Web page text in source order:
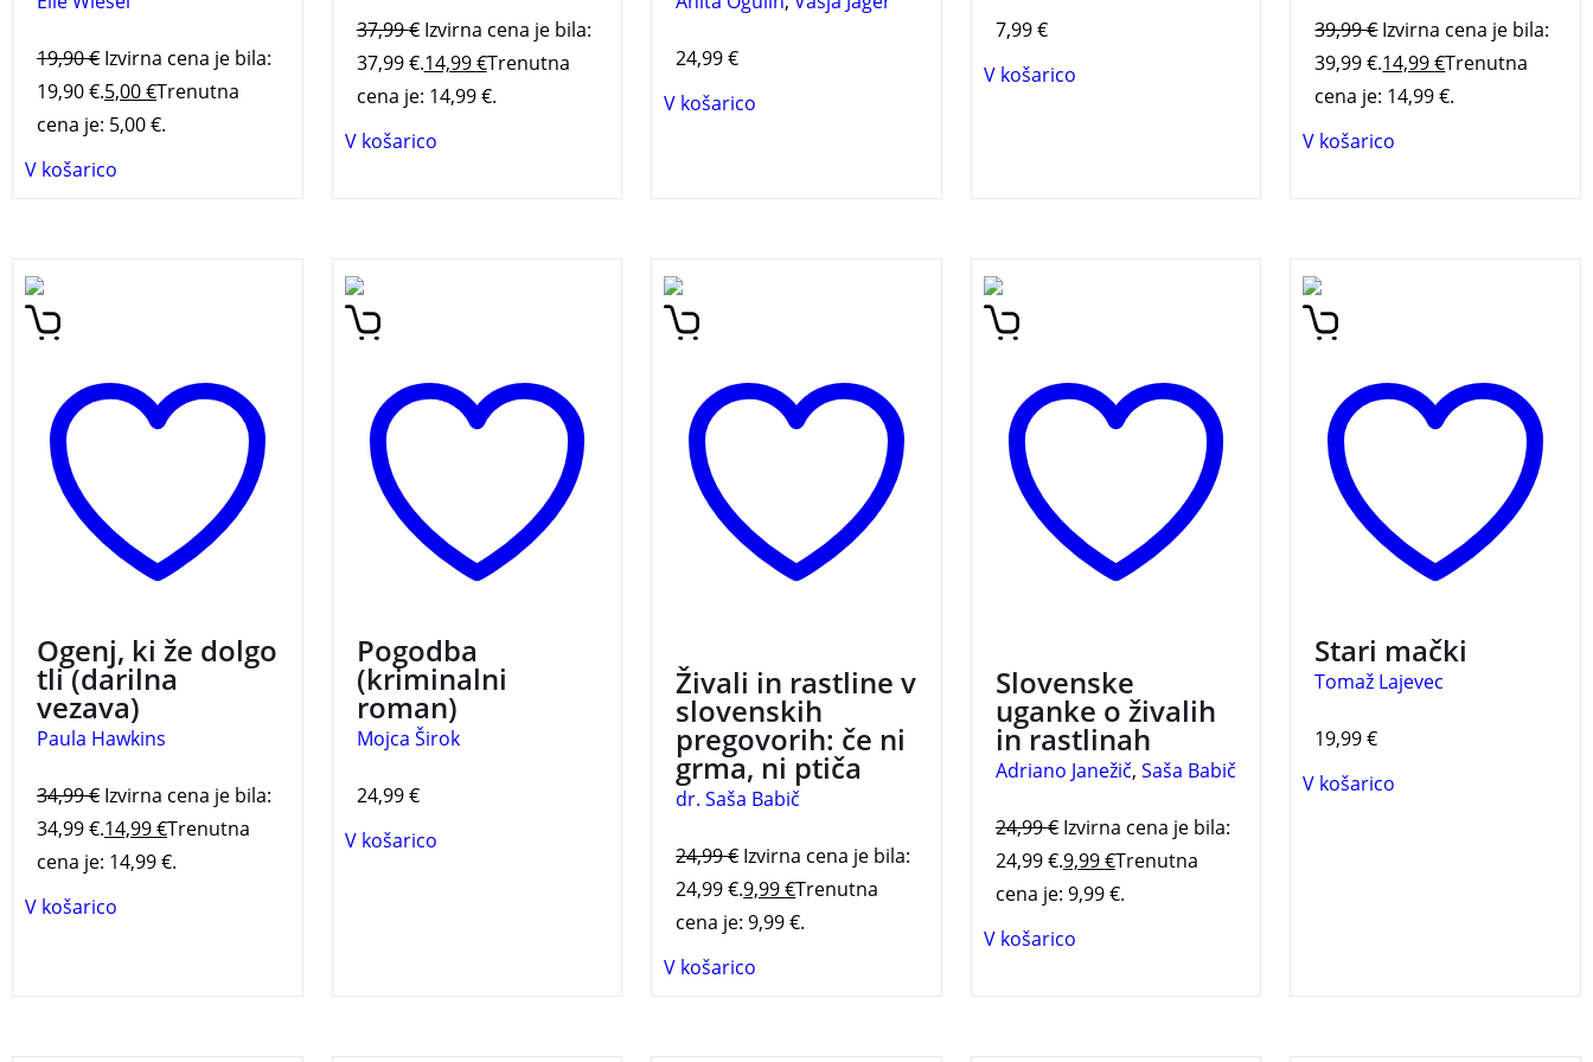
19,90€ Izvirna cena je bila:
19,90 €.5,00€Trenutna
cena je: 5,00 €.
V košarico
37,99€ Izvirna cena je bila:
37,99 €.14,99€Trenutna
cena je: 14,99 €.
V košarico
24,99€
V košarico
7,99€
V košarico
39,99€ Izvirna cena je bila:
39,99 €.14,99€Trenutna
cena je: 14,99 €.
V košarico
Nov roman Paule Hawkins,
avtorice uspešnic Dekle na
Knjiga se je takoj po izidu
povzpela na lestvice
najbolj prodajanih knjig v
Veliki Britaniji in ZDA.
Ogenj, ki že dolgo
tli (darilna
vezava)
Paula Hawkins
34,99€ Izvirna cena je bila:
34,99 €.14,99€Trenutna
cena je: 14,99 €.
V košarico
Kriminalni roman
Pogodba (trilogija Rim-
knjiga),dobitnik nagrade
Modra ptica, je literarni
prvenec, povezan s temo,
ki jo avtorica zelo dobro
pozna. Prvi umor se zgodi
v prestižni četrti, v vili
enega najuspešnejših
rimskih odvetnikov. Sledi
drugem koncu Rima in
samomor mafijskega bossa
v zaporu … Raziskovanje
zakulisnega dogajanja iz
novic črne kronike nas
dogajanja.
Pogodba
(kriminalni
roman)
Mojca Širok
24,99€
V košarico
Živali in rastline v slovenskih
pregovorih
slovenskih pripovedi. V njej
so zbrani slovenski
pregovori, v katerih se
pojavljajo živali in rastline.
Živali in rastline v
slovenskih
pregovorih: če ni
grma, ni ptiča
dr. Saša Babič
24,99€ Izvirna cena je bila:
24,99 €.9,99€Trenutna
cena je: 9,99 €.
V košarico
Šestnajsta knjiga v zbirki
Zakladnica slovenskih
slovenskih folklornih ugank
na temo živali in rastlin.
PRAVLJICE
Slovenske
uganke o živalih
in rastlinah
Adriano Janežič, Saša Babič
24,99€ Izvirna cena je bila:
24,99 €.9,99€Trenutna
cena je: 9,99 €.
V košarico
Knjiga združuje dragocene
osebne spomine, anekdote
nastankom zasedbe “Stari
mački
“, njihov vzpon in
zlata leta ter avtorjeve
spomine na mladost.
Stari mački
Tomaž Lajevec
19,99€
V košarico